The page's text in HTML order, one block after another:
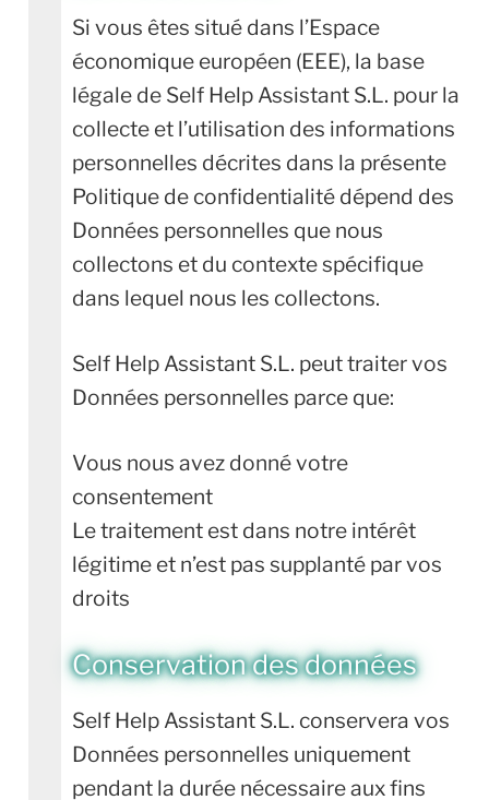
Si vous êtes situé dans l’Espace
économique européen (EEE), la base
légale de Self Help Assistant S.L. pour la
collecte et l’utilisation des informations
personnelles décrites dans la présente
Politique de confidentialité dépend des
Données personnelles que nous
collectons et du contexte spécifique
dans lequel nous les collectons.
Self Help Assistant S.L. peut traiter vos
Données personnelles parce que:
Vous nous avez donné votre
consentement
Le traitement est dans notre intérêt
légitime et n’est pas supplanté par vos
droits
Conservation des données
Self Help Assistant S.L. conservera vos
Données personnelles uniquement
pendant la durée nécessaire aux fins